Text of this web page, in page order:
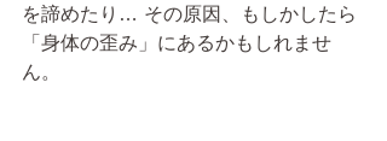
を諦めたり… その原因、もしかしたら
「身体の歪み」にあるかもしれませ
ん。